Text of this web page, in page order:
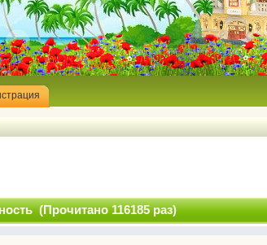
(Прочитано 116185 раз)